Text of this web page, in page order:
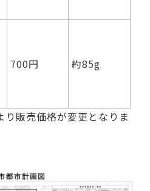
700円 約85g
り販売価格が変更となりま